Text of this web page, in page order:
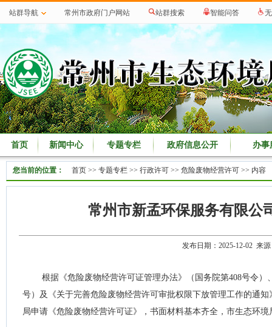
站群导航 常州市政府门户网站 站群搜索 智能问答
首页 新闻中心 专题专栏 政府信息公开 办事
您当前的位置： 首页 >> 专题专栏 >> 行政许可 >> 危险废物经营许可 >> 内容
常州市新孟环保服务有限公
发布日期：2025-12-02 来
根据《危险废物经营许可证管理办法》（国务院第408号令
号）及《关于完善危险废物经营许可审批权限下放管理工作的通
局申请《危险废物经营许可证》，书面材料基本齐全，市生态环